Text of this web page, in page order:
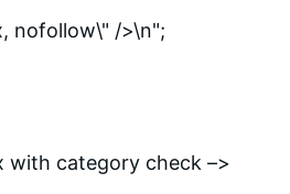
nofollow\" />\n";
with category check –>